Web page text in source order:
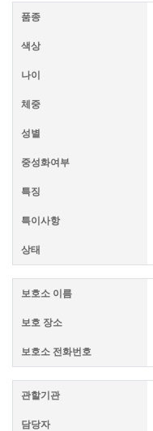
품종
색상
나이
체중
성별
중성화여부
특징
특이사항
상태
보호소 이름
보호 장소
보호소 전화번호
관할기관
담당자